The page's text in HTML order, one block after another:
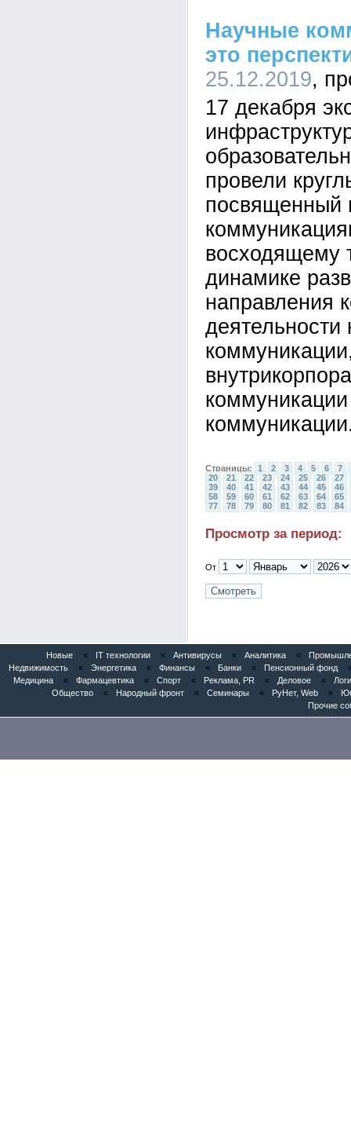
Научные
это
25.12.2019
17 декабря
провели
посвященный
восходящему
динамике
направления
деятельности
Страницы: 1 2 3 4 5 6
7
20
21 22 23 24 25 26
27
39
40 41 42 43 44 45
46
58
59 60 61 62 63 64
65
77
78 79 80 81 82 83 84
Просмотр за период:
От
Новые « IT технологии « Антивирусы « Аналитика «
Недвижимость
« Энергетика « Финансы « Банки « Пенсионный фонд
Медицина
« Фармацевтика « Спорт « Реклама, PR « Деловое «
Общество
« Народный фронт « Семинары « РуНет, Web «
Прочие